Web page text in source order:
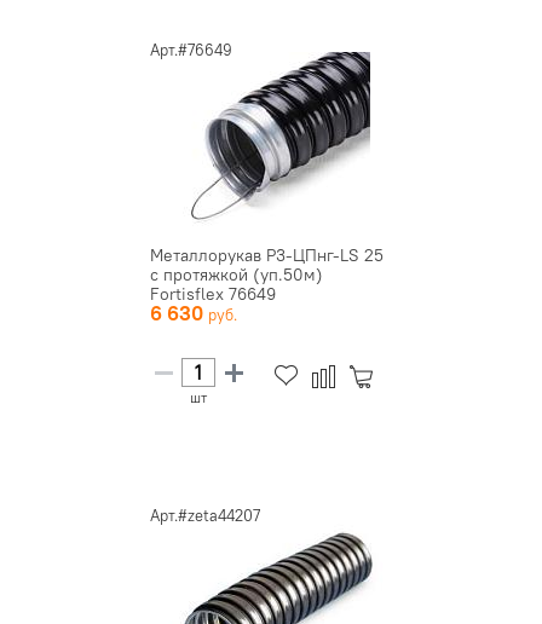
Арт.#76649
Металлорукав Р3-ЦПнг-LS 25
с протяжкой (уп.50м)
Fortisflex 76649
6 630
шт
Арт.#zeta44207